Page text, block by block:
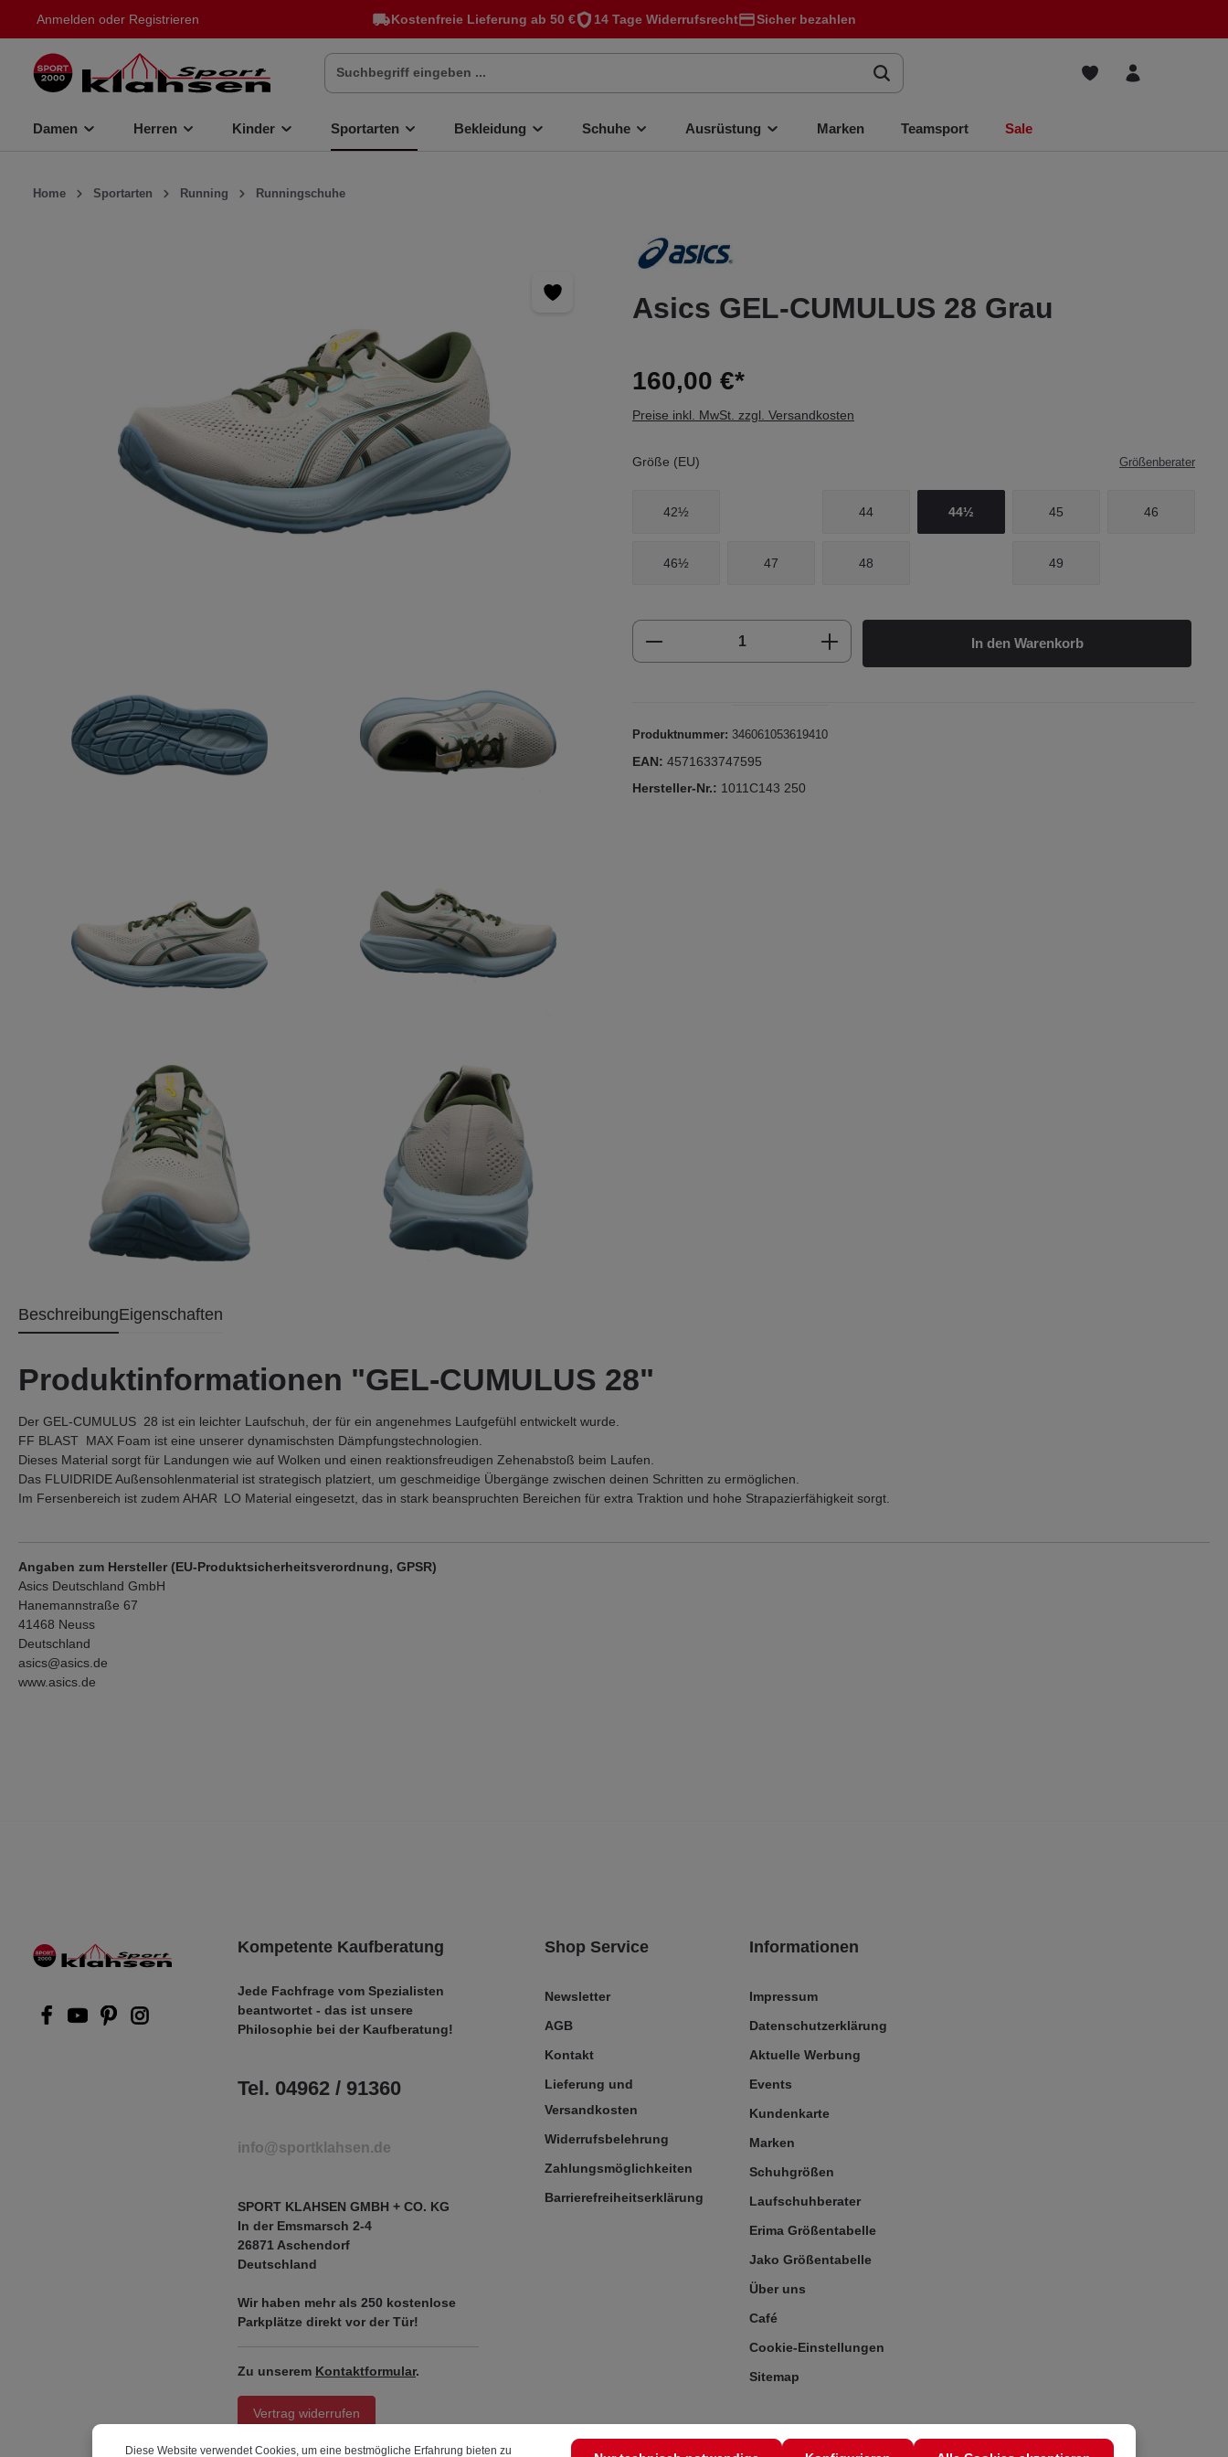
springen Kostenfreie Lieferung ab 50 € 14 Tage Widerrufsrecht Sicher bezahlen
Anmelden oder Registrieren
Damen Herren Kinder Sportarten Bekleidung Schuhe Ausrüstung Marken Teamsport Sale
Home Sportarten Running Runningschuhe
Asics GEL-CUMULUS 28 Grau
160,00 €*
Preise inkl. MwSt. zzgl. Versandkosten
Größe (EU) Größenberater
42½ 44 44½ 45 46
46½ 47 48 49
Produkt Anzahl: Gib den gewünschten Wert ein oder
In den Warenkorb
Produktnummer: 346061053619410
EAN: 4571633747595
Hersteller-Nr.: 1011C143 250
BeschreibungEigenschaften
Produktinformationen "GEL-CUMULUS 28"
Der GEL-CUMULUS 28 ist ein leichter Laufschuh, der für ein angenehmes Laufgefühl entwickelt wurde.
FF BLAST MAX Foam ist eine unserer dynamischsten Dämpfungstechnologien.
Dieses Material sorgt für Landungen wie auf Wolken und einen reaktionsfreudigen Zehenabstoß beim Laufen.​
Das FLUIDRIDE Außensohlenmaterial ist strategisch platziert, um geschmeidige Übergänge zwischen deinen Schritten zu ermöglichen.
Im Fersenbereich ist zudem AHAR LO Material eingesetzt, das in stark beanspruchten Bereichen für extra Traktion und hohe Strapazierfähigkeit sorgt.
Angaben zum Hersteller (EU-Produktsicherheitsverordnung, GPSR)
Asics Deutschland GmbH
Hanemannstraße 67
41468 Neuss
Deutschland
asics@asics.de
www.asics.de
Kompetente Kaufberatung
Jede Fachfrage vom Spezialisten
beantwortet - das ist unsere
Philosophie bei der Kaufberatung!
Tel. 04962 / 91360
info@sportklahsen.de
SPORT KLAHSEN GMBH + CO. KG
In der Emsmarsch 2-4
26871 Aschendorf
Deutschland
Wir haben mehr als 250 kostenlose
Parkplätze direkt vor der Tür!
Zu unserem Kontaktformular.
Vertrag widerrufen
Shop Service
Newsletter
AGB
Kontakt
Lieferung und
Versandkosten
Widerrufsbelehrung
Zahlungsmöglichkeiten
Barrierefreiheitserklärung
Informationen
Impressum
Datenschutzerklärung
Aktuelle Werbung
Events
Kundenkarte
Marken
Schuhgrößen
Laufschuhberater
Erima Größentabelle
Jako Größentabelle
Über uns
Café
Cookie-Einstellungen
Sitemap
Diese Website verwendet Cookies, um eine bestmögliche Erfahrung bieten zu